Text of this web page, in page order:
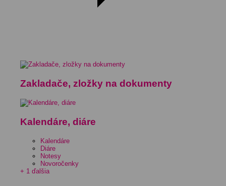
Zakladače, zložky na dokumenty
Kalendáre, diáre
Kalendáre
Diáre
Notesy
Novoročenky
+ 1 ďalšia